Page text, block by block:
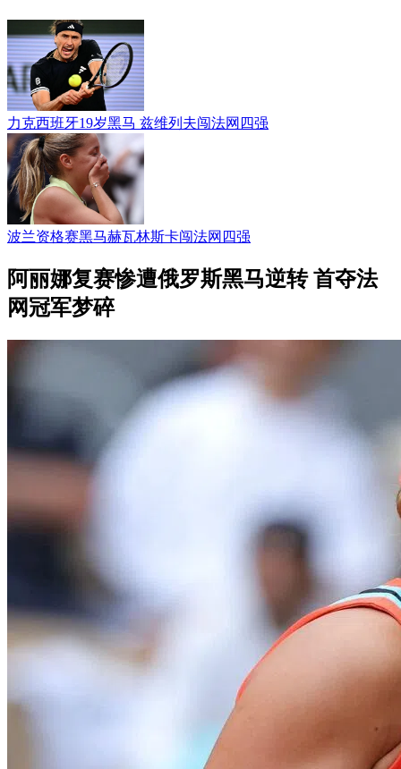
力克西班牙19岁黑马 兹维列夫闯法网四强
波兰资格赛黑马赫瓦林斯卡闯法网四强
阿丽娜复赛惨遭俄罗斯黑马逆转 首夺法
网冠军梦碎